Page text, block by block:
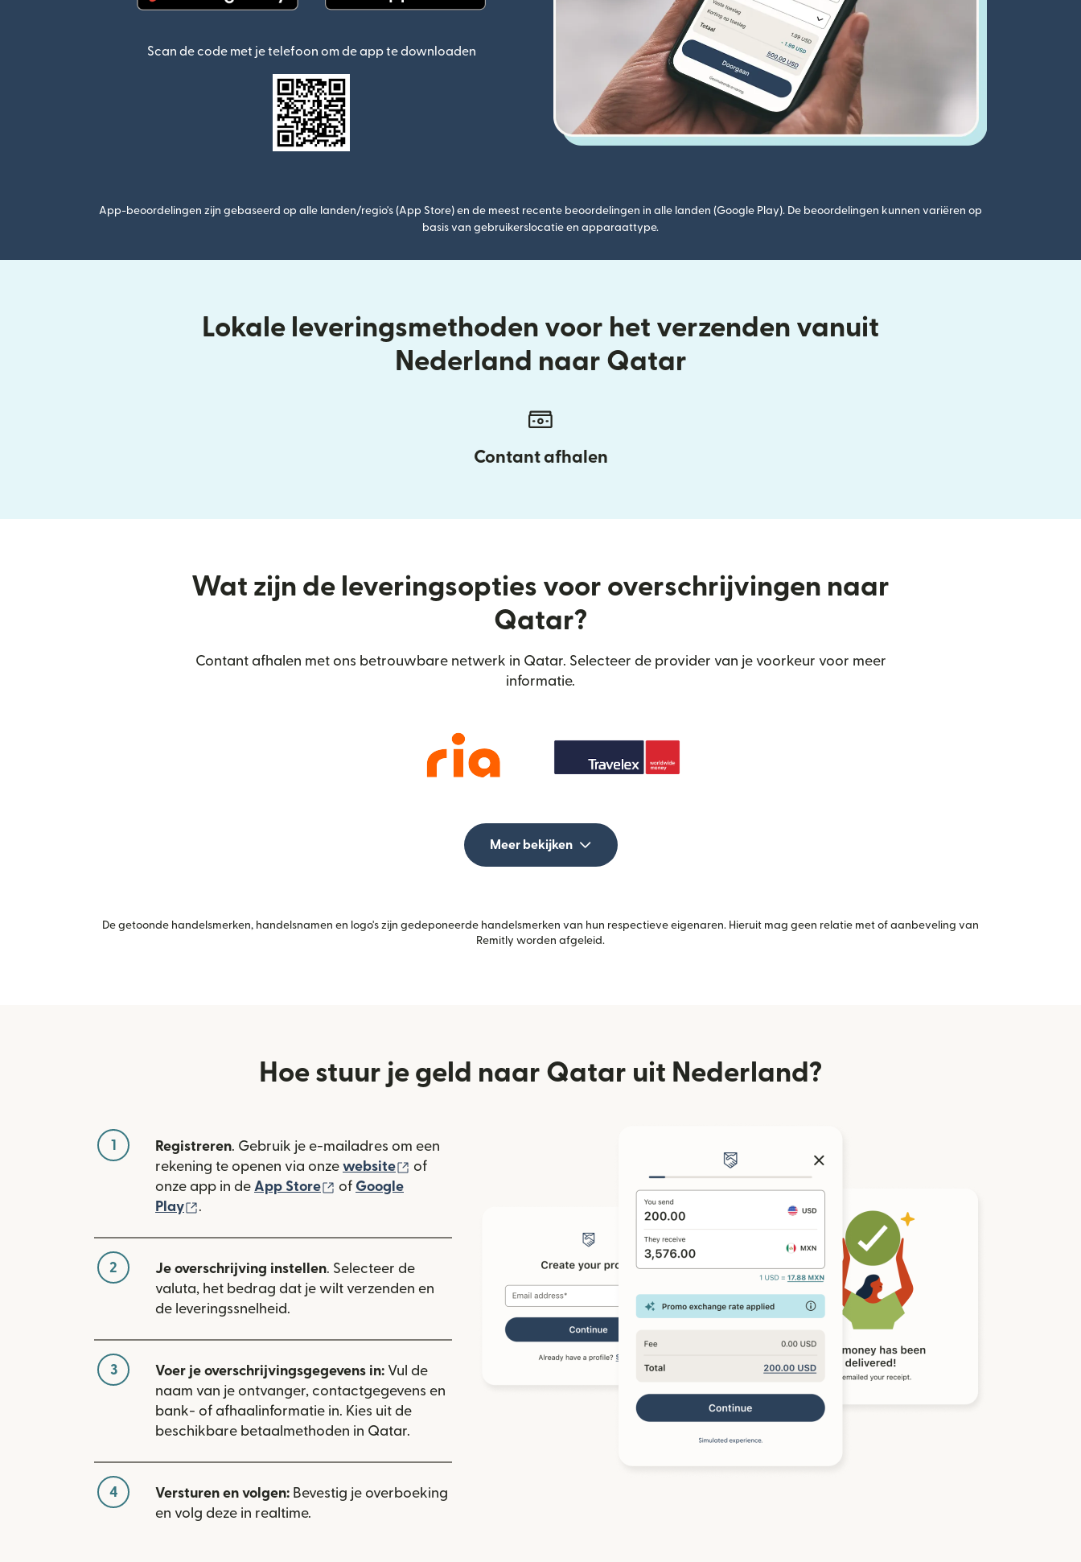
Scan de code met je telefoon om de app te downloaden
App-beoordelingen zijn gebaseerd op alle landen/regio's (App Store) en de meest recente beoordelingen in alle landen (Google Play). De beoordelingen kunnen variëren op
basis van gebruikerslocatie en apparaattype.
Lokale leveringsmethoden voor het verzenden vanuit
Nederland naar Qatar
Contant afhalen
Wat zijn de leveringsopties voor overschrijvingen naar
Qatar?
Contant afhalen met ons betrouwbare netwerk in Qatar. Selecteer de provider van je voorkeur voor meer
informatie.
Meer bekijken
De getoonde handelsmerken, handelsnamen en logo's zijn gedeponeerde handelsmerken van hun respectieve eigenaren. Hieruit mag geen relatie met of aanbeveling van
Remitly worden afgeleid.
Hoe stuur je geld naar Qatar uit Nederland?
1 Registreren. Gebruik je e-mailadres om een
rekening te openen via onze website (wordt geopend in een nieuw venster)
of
onze app in de App Store (wordt geopend in een nieuw venster)
of Google
Play
.
2 Je overschrijving instellen. Selecteer de
valuta, het bedrag dat je wilt verzenden en
de leveringssnelheid.
3 Voer je overschrijvingsgegevens in: Vul de
naam van je ontvanger, contactgegevens en
bank- of afhaalinformatie in. Kies uit de
beschikbare betaalmethoden in Qatar.
4 Versturen en volgen: Bevestig je overboeking
en volg deze in realtime.